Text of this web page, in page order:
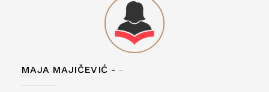
MAJA MAJIČEVIĆ - -